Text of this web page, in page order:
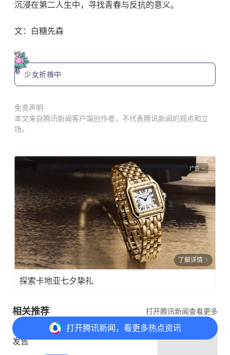
沉浸在第二人生中，寻找青春与反抗的意义。
文：白糖先森
少女祈祷中
免责声明
本文来自腾讯新闻客户端创作者，不代表腾讯新闻的观点和立
场。
打开腾讯新闻，看更多热点资讯
广告
了解详情
探索卡地亚七夕挚礼
相关推荐 打开腾讯新闻查看更多
哥特式动作RPG《血色之月》9月2日
发售